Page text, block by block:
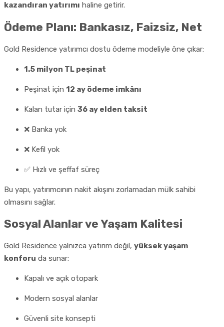
kazandıran yatırımı haline getirir.
Ödeme Planı: Bankasız, Faizsiz, Net
Gold Residence yatırımcı dostu ödeme modeliyle öne çıkar:
1.5 milyon TL peşinat
Peşinat için 12 ay ödeme imkânı
Kalan tutar için 36 ay elden taksit
❌ Banka yok
❌ Kefil yok
✅ Hızlı ve şeffaf süreç
Bu yapı, yatırımcının nakit akışını zorlamadan mülk sahibi
olmasını sağlar.
Sosyal Alanlar ve Yaşam Kalitesi
Gold Residence yalnızca yatırım değil, yüksek yaşam
konforu da sunar:
Kapalı ve açık otopark
Modern sosyal alanlar
Güvenli site konsepti